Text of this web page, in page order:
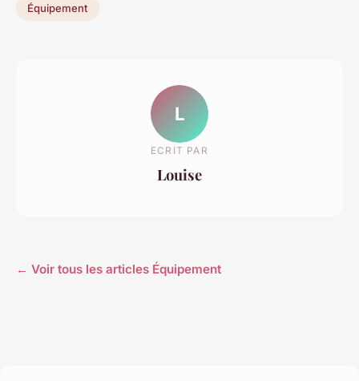
Équipement
L
ECRIT PAR
Louise
← Voir tous les articles Équipement